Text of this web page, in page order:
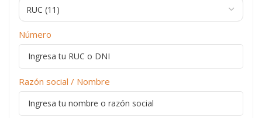
Número
Razón social / Nombre